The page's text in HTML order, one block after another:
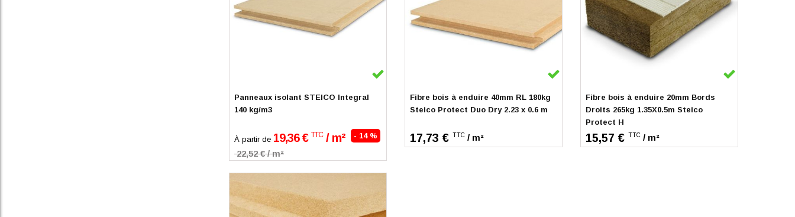
Panneaux isolant STEICO Integral
140 kg/m3
À partir de - 14 %
19,36 € TTC/ m²
22,52 € / m²
Fibre bois à enduire 40mm RL 180kg
Steico Protect Duo Dry 2.23 x 0.6 m
17,73 € TTC / m²
Fibre bois à enduire 20mm Bords
Droits 265kg 1.35X0.5m Steico
Protect H
15,57 € TTC / m²